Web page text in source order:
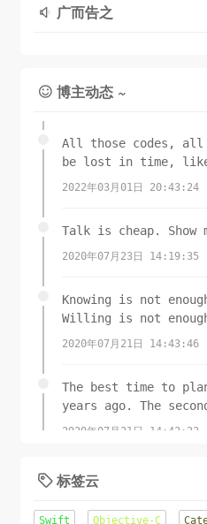
 广而告之
 博主动态 ~
All those codes,
be lost in time,
2022年03月01日 20:43:24
Talk is cheap. Show
2020年07月23日 14:19:35
Knowing is not
Willing is not
2020年07月21日 14:43:46
The best time to
years ago. The
2020年07月21日 14:42:22
 标签云
Swift Objective-C